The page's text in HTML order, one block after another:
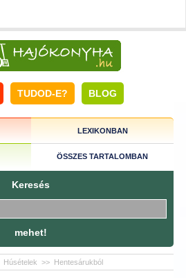
TUDOD-E? BLOG
LEXIKONBAN
ÖSSZES TARTALOMBAN
Keresés
mehet!
Húsételek >> Hentesárukból